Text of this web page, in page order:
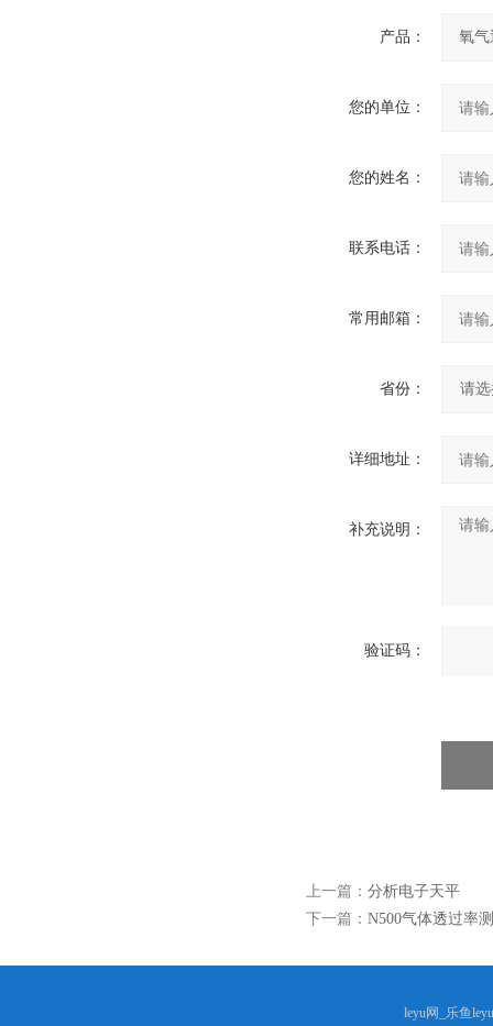
产品：
您的单位：
您的姓名：
联系电话：
常用邮箱：
省份：
详细地址：
补充说明：
验证码：
上一篇： 分析电子天平
下一篇： N500气体透过率
leyu网_乐鱼